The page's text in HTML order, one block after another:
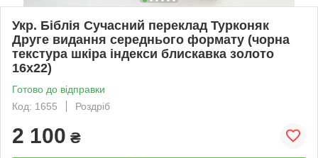
Укр. Біблія Сучасний переклад Турконяк
Друге видання середнього формату (чорна
текстура шкіра індекси блискавка золото
16х22)
Готово до відправки
Код: 1655
Роздріб
2 100 ₴